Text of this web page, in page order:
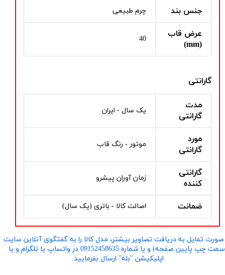
جنس بند چرم طبیعی
عرض قاب
(mm)
40
گارانتی
مدت
گارانتی
یک سال - ایران
مورد
گارانتی
موتور - رنگ قاب
گارانتی
کننده
زمان آوران پیشرو
ضمانت اصالت کالا - باتری (یک سال)
تمایل به دریافت تصاویر بیشتر، مدل کالا را به گفتگوی آنلاین سایت
​​​​​​​(سمت چپ پایین صفحه) و یا شماره 09152458635 در واتساپ یا تلگرام و یا
اپلیکیشن "بله" ارسال بفرمایید.